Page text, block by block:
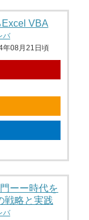
VBA
バ
08月21日頃
ーー時代を
戦略と実践
バ